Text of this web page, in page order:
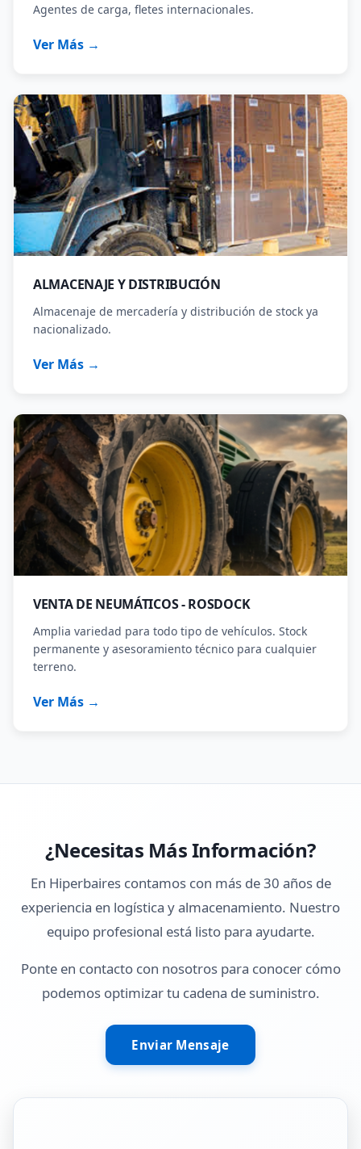
Agentes de carga, fletes internacionales.
Ver Más →
ALMACENAJE Y DISTRIBUCIÓN
Almacenaje de mercadería y distribución de stock ya
nacionalizado.
Ver Más →
VENTA DE NEUMÁTICOS - ROSDOCK
Amplia variedad para todo tipo de vehículos. Stock
permanente y asesoramiento técnico para cualquier
terreno.
Ver Más →
¿Necesitas Más Información?
En Hiperbaires contamos con más de 30 años de
experiencia en logística y almacenamiento. Nuestro
equipo profesional está listo para ayudarte.
Ponte en contacto con nosotros para conocer cómo
podemos optimizar tu cadena de suministro.
Enviar Mensaje